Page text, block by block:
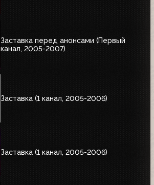
Заставка перед анонсами (Первый
канал, 2005-2007)
Заставка (1 канал, 2005-2006)
Заставка (1 канал, 2005-2006)